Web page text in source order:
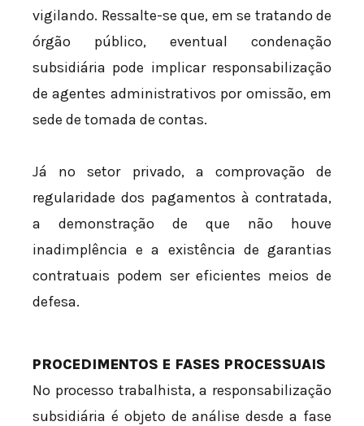
vigilando. Ressalte-se que, em se tratando de
órgão público, eventual condenação
subsidiária pode implicar responsabilização
de agentes administrativos por omissão, em
sede de tomada de contas.
Já no setor privado, a comprovação de
regularidade dos pagamentos à contratada,
a demonstração de que não houve
inadimplência e a existência de garantias
contratuais podem ser eficientes meios de
defesa.
PROCEDIMENTOS E FASES PROCESSUAIS
No processo trabalhista, a responsabilização
subsidiária é objeto de análise desde a fase